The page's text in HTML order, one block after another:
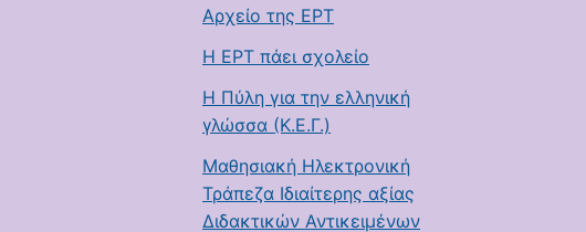
Αρχείο της ΕΡΤ
Η ΕΡΤ πάει σχολείο
Η Πύλη για την ελληνική
γλώσσα (Κ.Ε.Γ.)
Μαθησιακή Ηλεκτρονική
Τράπεζα Ιδιαίτερης αξίας
Διδακτικών Αντικειμένων